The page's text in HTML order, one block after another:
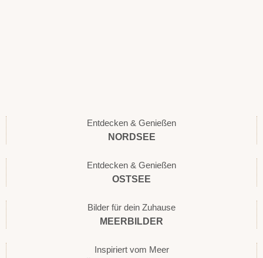
Entdecken & Genießen
NORDSEE
Entdecken & Genießen
OSTSEE
Bilder für dein Zuhause
MEERBILDER
Inspiriert vom Meer